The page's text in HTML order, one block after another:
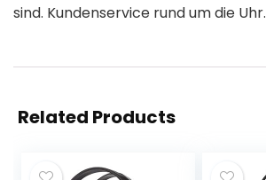
sind. Kundenservice rund um die Uhr.
Related Products